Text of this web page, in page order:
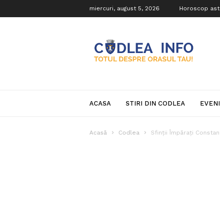
miercuri, august 5, 2026 Horoscop
Info
ACASA STIRI DIN CODLEA
Acasă Codlea Sfinţii Împăraţi